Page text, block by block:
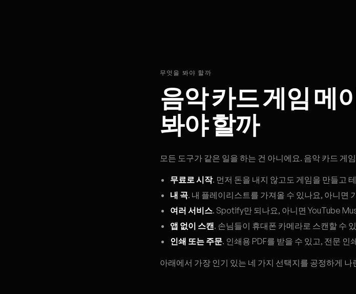
무엇을 봐야 할까
음악 카드 게임 메
봐야 할까
모든 도구가 같은 일을 하는 건 아니에요. 음악 카드 게
무료로 시작. 먼저 돈을 내지 않고도 게임을 만들고
내 곡. 내 플레이리스트를 가져올 수 있나요, 아니면
여러 서비스. Spotify만 되나요, 아니면 YouTube
앱 없이 스캔. 손님들이 휴대폰 카메라로 스캔할 수
인쇄 또는 주문. 인쇄용 PDF를 받을 수 있고, 전문 인
아래에서 가장 인기 있는 네 가지 선택지를 공정하게 나